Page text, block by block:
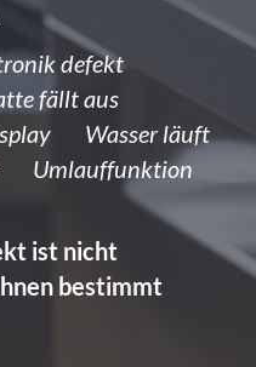
defekt
fällt aus
Wasser läuft
Umlauffunktion
ist nicht
bestimmt